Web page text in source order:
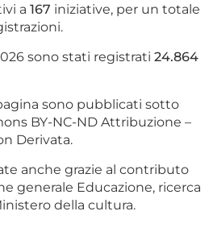
a 167 iniziative, per un totale
sono stati registrati 24.864
sono pubblicati sotto
BY-NC-ND Attribuzione –
Derivata.
anche grazie al contributo
generale Educazione, ricerca
della cultura.